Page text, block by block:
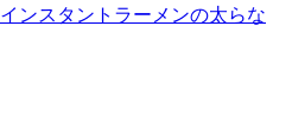
ンスタントラーメンの太らな